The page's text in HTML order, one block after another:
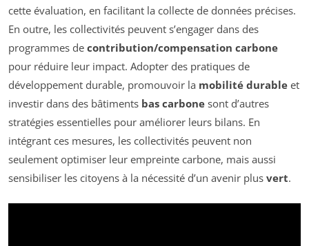
cette évaluation, en facilitant la collecte de données précises.
En outre, les collectivités peuvent s’engager dans des
programmes de contribution/compensation carbone
pour réduire leur impact. Adopter des pratiques de
développement durable, promouvoir la mobilité durable et
investir dans des bâtiments bas carbone sont d’autres
stratégies essentielles pour améliorer leurs bilans. En
intégrant ces mesures, les collectivités peuvent non
seulement optimiser leur empreinte carbone, mais aussi
sensibiliser les citoyens à la nécessité d’un avenir plus vert.